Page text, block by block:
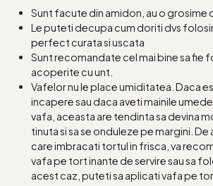
Sunt facute din amidon, au o grosime
Le puteti decupa cum doriti dvs
perfect curata si uscata
Sunt recomandate cel mai bine sa fie
acoperite cu unt.
Vafelor nu le place umiditatea. Daca
incapere sau daca aveti mainile
vafa, aceasta are tendinta sa devina
tinuta si sa se onduleze pe margini. De
care imbracati tortul in frisca, va
vafa pe tort inante de servire sau sa
acest caz, puteti sa aplicati vafa pe